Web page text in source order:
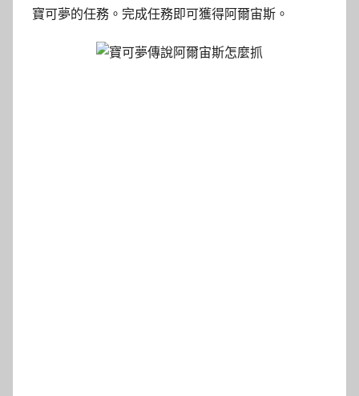
寶可夢的任務。完成任務即可獲得阿爾宙斯。